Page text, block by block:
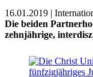
16.01.2019 |
Die beiden
zehnjährige,